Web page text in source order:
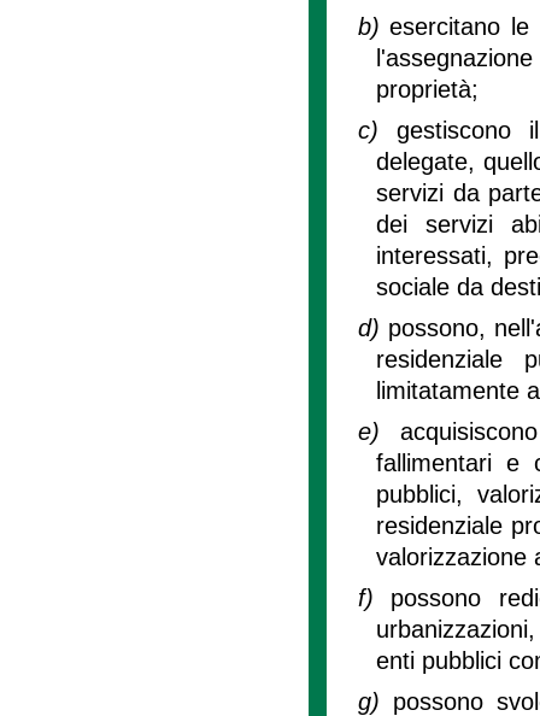
b)esercitano le
proprietà;
c) gestiscono
delegate,
servizi da
dei servizi
interessati,
sociale da
d) possono,
residenziale
limitatamente
e)
fallimentari e
pubblici,
residenziale
valorizzazione
f) possono
enti pubblici
g) possono